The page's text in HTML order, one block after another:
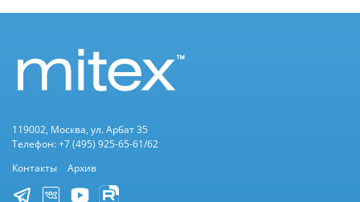
119002, Москва, ул. Арбат 35
Телефон: +7 (495) 925-65-61/62
Контакты
Архив